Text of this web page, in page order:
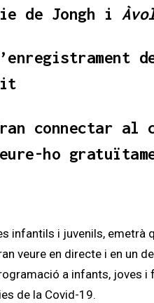
de Jongh i
connectar al
ho
infantils i juvenils, emetrà
veure en directe i en un
a infants, joves
de la Covid-19.